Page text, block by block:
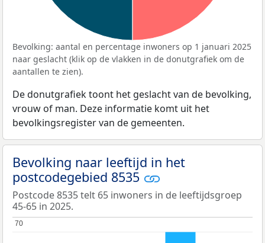
Bevolking: aantal en percentage inwoners op 1 januari 2025
naar geslacht (klik op de vlakken in de donutgrafiek om de
aantallen te zien).
De donutgrafiek toont het geslacht van de bevolking,
vrouw of man. Deze informatie komt uit het
bevolkingsregister van de gemeenten.
Bevolking naar leeftijd in het
postcodegebied 8535
Postcode 8535 telt 65 inwoners in de leeftijdsgroep
45-65 in 2025.
70
70